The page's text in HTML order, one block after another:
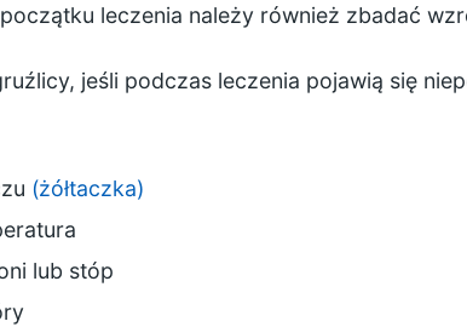
leczenia należy również zbadać
jeśli podczas leczenia pojawią się
(żółtaczka)
lub stóp